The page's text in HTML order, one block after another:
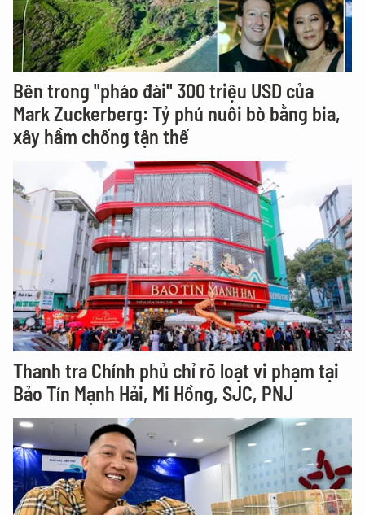
Bên trong "pháo đài" 300 triệu USD của
Mark Zuckerberg: Tỷ phú nuôi bò bằng bia,
xây hầm chống tận thế
Thanh tra Chính phủ chỉ rõ loạt vi phạm tại
Bảo Tín Mạnh Hải, Mi Hồng, SJC, PNJ